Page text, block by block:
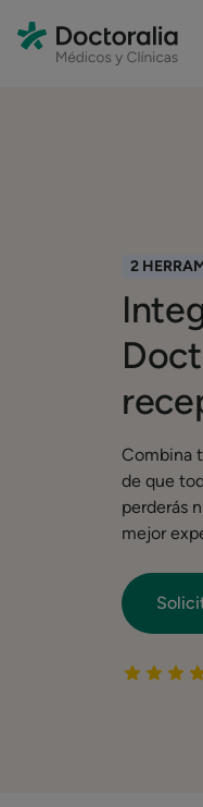
2
Combina
de que
perderás
mejor